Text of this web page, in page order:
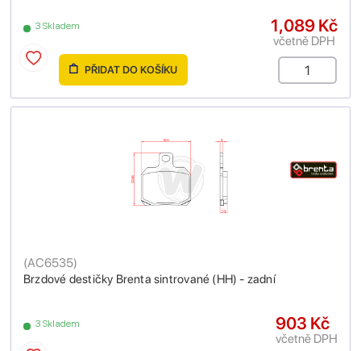
3 Skladem 1,089 Kč
včetně DPH
PŘIDAT DO KOŠÍKU
Brzdové destičky Brenta sintrované (HH) - zadní
(AC6535)
3 Skladem 903 Kč
včetně DPH